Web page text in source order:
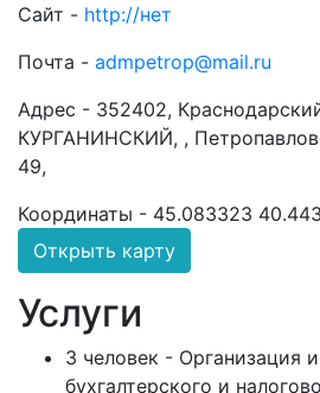
Сайт - http://нет
Почта - admpetrop@mail.ru
Адрес - 352402,
КУРГАНИНСКИЙ, ,
49,
Координаты - 45.083323
Открыть карту
Услуги
3 человек - Организация
бухгалтерского и